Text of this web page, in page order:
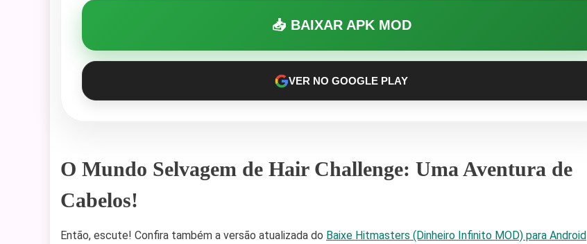
📥 BAIXAR APK MOD
VER NO GOOGLE PLAY
O Mundo Selvagem de Hair Challenge: Uma Aventura de
Cabelos!
Então, escute! Confira também a versão atualizada do Baixe Hitmasters (Dinheiro Infinito MOD) para Android